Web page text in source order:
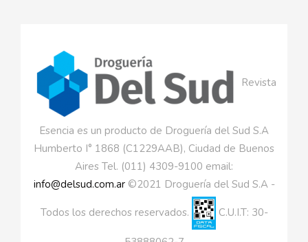
Revista
Esencia es un producto de Droguería del Sud S.A
Humberto I° 1868 (C1229AAB), Ciudad de Buenos
Aires Tel. (011) 4309-9100 email:
info@delsud.com.ar©2021 Droguería del Sud S.A -
Todos los derechos reservados. C.U.I.T: 30-